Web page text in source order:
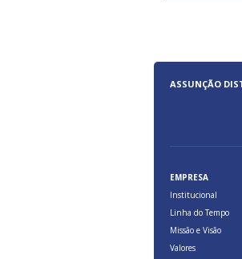
ASSUNÇÃO
EMPRESA
Institucional
Linha do Tempo
Missão e Visão
Valores